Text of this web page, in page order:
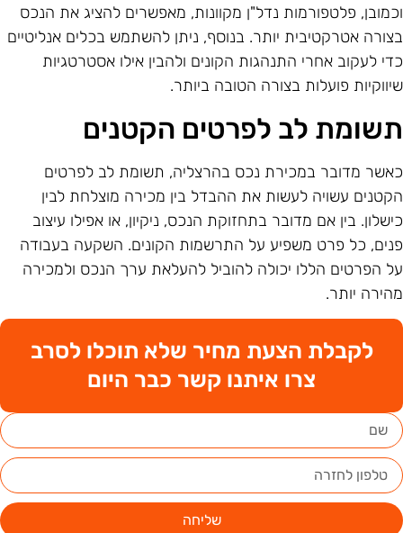
פלטפורמות נדל"ן מקוונות, מאפשרים להציג את הנכס
אטרקטיבית יותר. בנוסף, ניתן להשתמש בכלים אנליטיים
לעקוב אחרי התנהגות הקונים ולהבין אילו אסטרטגיות
פועלות בצורה הטובה ביותר.
לב לפרטים הקטנים
מדובר במכירת נכס בהרצליה, תשומת לב לפרטים
עשויה לעשות את ההבדל בין מכירה מוצלחת לבין
בין אם מדובר בתחזוקת הנכס, ניקיון, או אפילו עיצוב
כל פרט משפיע על התרשמות הקונים. השקעה בעבודה
הפרטים הללו יכולה להוביל להעלאת ערך הנכס ולמכירה
יותר.
לקבלת הצעת מחיר שלא תוכלו לסרב
צרו איתנו קשר כבר היום
שליחה